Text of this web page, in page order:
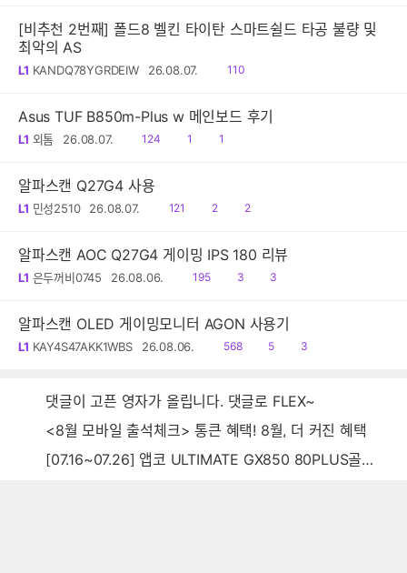
[비추천 2번째] 폴드8 벨킨 타이탄 스마트쉴드 타공 불량 및
최악의 AS
L1 KANDQ78YGRDEIW 26.08.07.
읽
110
Asus TUF B850m-Plus w 메인보드 후기
L1 외톰 26.08.07.
읽
124
공1
댓1
알파스캔 Q27G4 사용
L1 민성2510 26.08.07.
읽
121
공
2
댓
2
알파스캔 AOC Q27G4 게이밍 IPS 180 리뷰
L1 은두꺼비0745 26.08.06.
읽
195
공
3
댓
3
알파스캔 OLED 게이밍모니터 AGON 사용기
L1 KAY4S47AKK1WBS 26.08.06.
읽
568
공
5
댓
3
댓글이 고픈 영자가 올립니다. 댓글로 FLEX~
<8월 모바일 출석체크> 통큰 혜택! 8월, 더 커진 혜택
[07.16~07.26] 앱코 ULTIMATE GX850 80PLUS골드 풀모듈러 ATX3.0 블랙